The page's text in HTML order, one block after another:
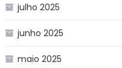
julho 2025
junho 2025
maio 2025